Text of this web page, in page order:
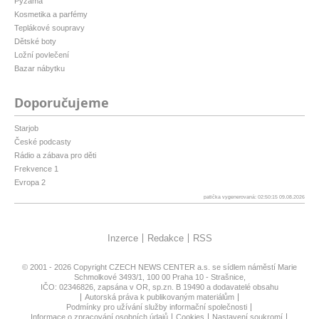
Kosmetika a parfémy
Teplákové soupravy
Dětské boty
Ložní povlečení
Bazar nábytku
Doporučujeme
Starjob
České podcasty
Rádio a zábava pro děti
Frekvence 1
Evropa 2
patička vygenerovaná: 02:50:15 09.08.2026
Inzerce Redakce RSS
© 2001 - 2026 Copyright CZECH NEWS CENTER a.s. se sídlem náměstí Marie
Schmolkové 3493/1, 100 00 Praha 10 - Strašnice,
IČO: 02346826, zapsána v OR, sp.zn. B 19490 a dodavatelé obsahu
Autorská práva k publikovaným materiálům
Podmínky pro užívání služby informační společnosti
Informace o zpracování osobních údajů
Cookies Nastavení soukromí